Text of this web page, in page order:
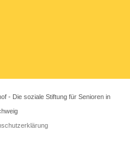
- Die soziale Stiftung für Senioren in